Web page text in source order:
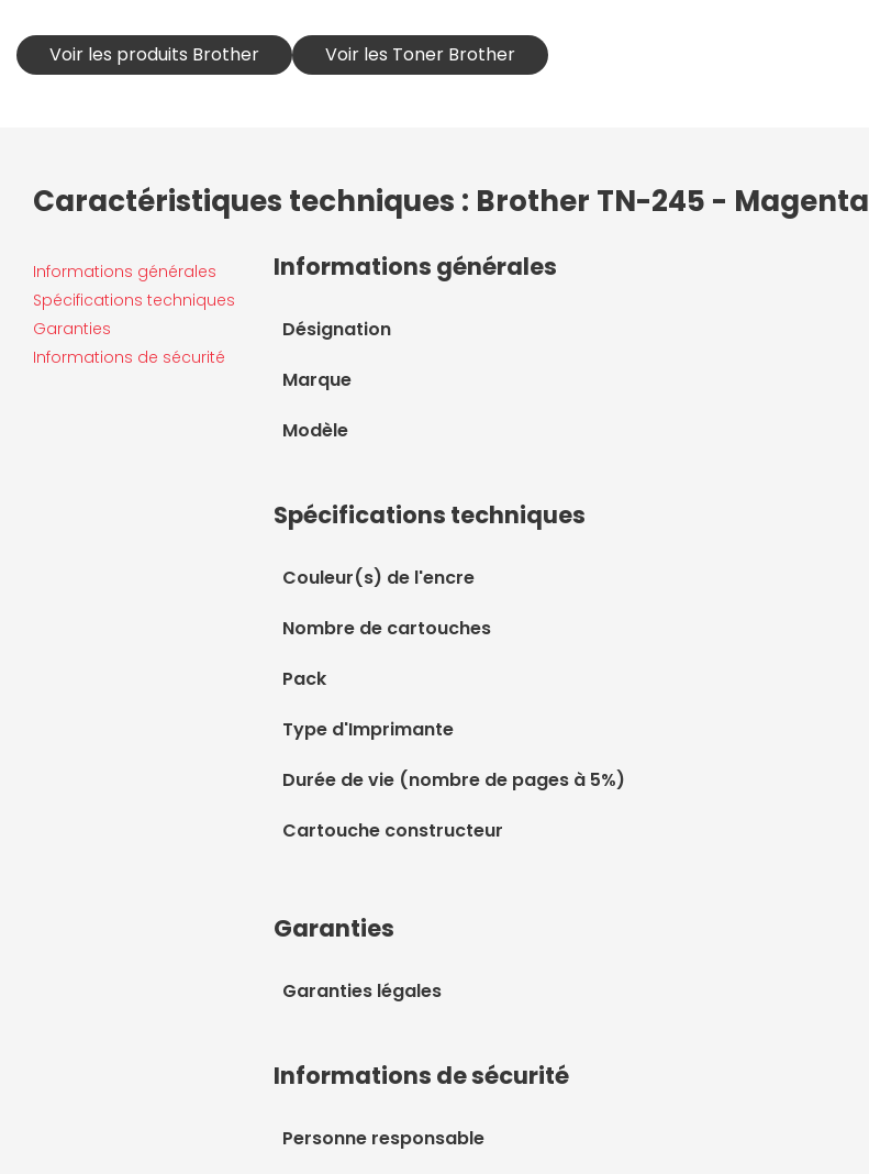
Voir les produits Brother Voir les Toner Brother
Caractéristiques techniques : Brother TN-245 - Magenta
Informations générales
Spécifications techniques
Garanties
Informations de sécurité
Informations générales
Désignation
Marque
Modèle
Spécifications techniques
Couleur(s) de l'encre
Nombre de cartouches
Pack
Type d'Imprimante
Durée de vie (nombre de pages à 5%)
Cartouche constructeur
Garanties
Garanties légales
Informations de sécurité
Personne responsable